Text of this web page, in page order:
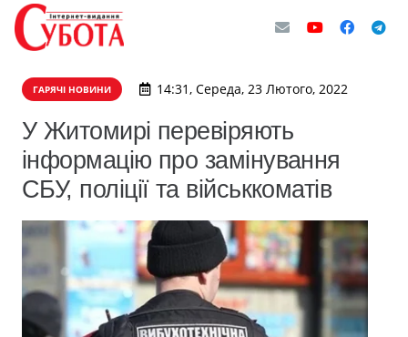
ГАРЯЧІ НОВИНИ 14:31, Середа, 23 Лютого, 2022
У Житомирі перевіряють
інформацію про замінування
СБУ, поліції та військкоматів